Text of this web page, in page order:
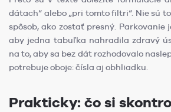
dátach“ alebo „pri tomto filtri“. Nie sú
spôsob, ako zostať presný. Parkovanie
aby jedna tabuľka nahradila zdravý
na to, aby sa bez dát rozhodovalo
potrebuje oboje: čísla aj obhliadku.
Prakticky: čo si